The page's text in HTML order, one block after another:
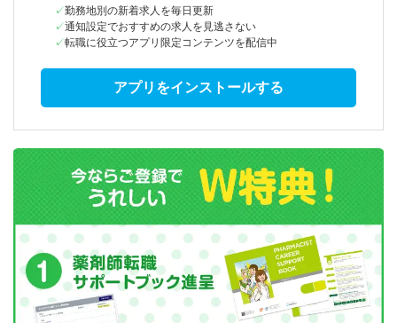
勤務地別の新着求人を毎日更新
通知設定でおすすめの求人を見逃さない
転職に役立つアプリ限定コンテンツを配信中
アプリをインストールする